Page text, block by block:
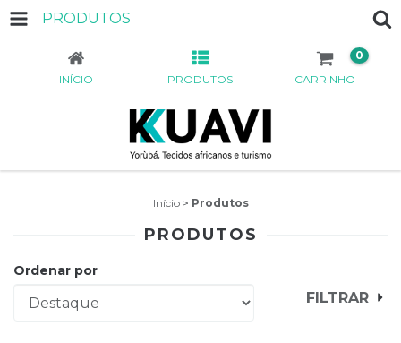
PRODUTOS
INÍCIO PRODUTOS CARRINHO
0
Início > Produtos
PRODUTOS
Ordenar por
FILTRAR